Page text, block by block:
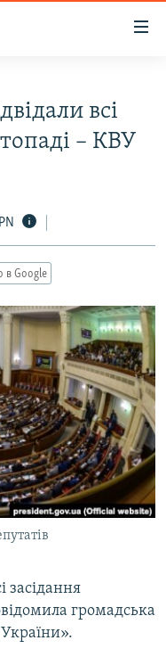
всі
– КВУ
в Google
засідання
громадська
України».